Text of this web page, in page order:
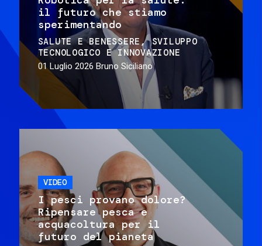
il futuro che stiamo
sperimentando
SALUTE E BENESSERE
SVILUPPO
TECNOLOGICO E INNOVAZIONE
01 Luglio 2026 Bruno Siciliano
VIDEO
I pesci provano dolore?
Ripensare pesca e
acquacoltura per il
futuro del pianeta